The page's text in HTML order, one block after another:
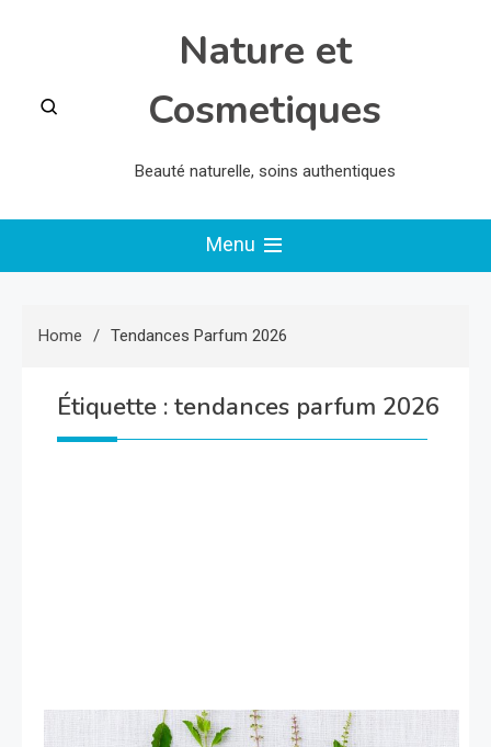
Nature et
Cosmetiques
Beauté naturelle, soins authentiques
Menu
Home Tendances Parfum 2026
Étiquette : tendances parfum 2026